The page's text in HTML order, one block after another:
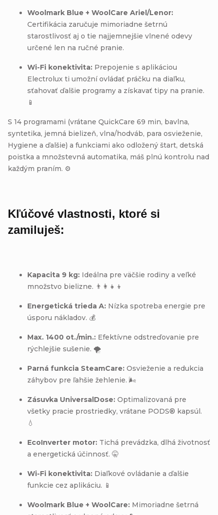
Woolmark Blue + WoolCare Ariel/Lenor:
Certifikácia zaručuje mimoriadne šetrnú
starostlivosť aj o tie najjemnejšie vlnené odevy
určené len na ručné pranie.
Wi-Fi konektivita: Prepojenie s aplikáciou
Electrolux ti umožní ovládať práčku na diaľku,
sťahovať ďalšie programy a získavať tipy na pranie.
📱
S 14 programami (vrátane QuickCare 69 min, bavlna,
syntetika, jemná bielizeň, vlna/hodváb, para osvieženie,
Hygiene a ďalšie) a funkciami ako odložený štart, detská
poistka a množstevná automatika, máš plnú kontrolu nad
každým praním. ⚙️
Kľúčové vlastnosti, ktoré si
zamiluješ:
Kapacita 9 kg: Ideálna pre väčšie rodiny a veľké
množstvo bielizne. 👨‍👩‍👧‍👦
Energetická trieda A: Nízka spotreba energie pre
úsporu nákladov. 💰
Max. 1400 ot./min.: Efektívne odstreďovanie pre
rýchlejšie sušenie. 🌪️
Parná funkcia SteamCare: Osvieženie a redukcia
záhybov pre ľahšie žehlenie. 🌬️
Zásuvka UniversalDose: Optimalizovaná pre
všetky pracie prostriedky, vrátane PODS® kapsúl.
💧
EcoInverter motor: Tichá prevádzka, dlhá životnosť
a energetická účinnosť. 🤫
Wi-Fi konektivita: Diaľkové ovládanie a ďalšie
funkcie cez aplikáciu. 📱
Woolmark Blue + WoolCare: Mimoriadne šetrná